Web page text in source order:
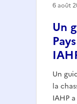
Un
Un
la
IAHP
6 août